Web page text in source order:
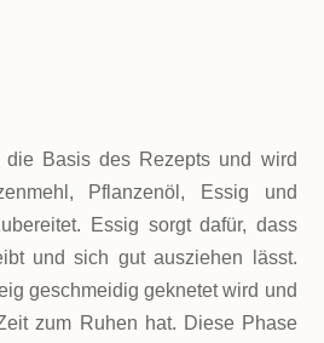
die Basis des Rezepts und wird
Pflanzenöl, Essig und
Essig sorgt dafür, dass
und sich gut ausziehen lässt.
geschmeidig geknetet wird und
zum Ruhen hat. Diese Phase